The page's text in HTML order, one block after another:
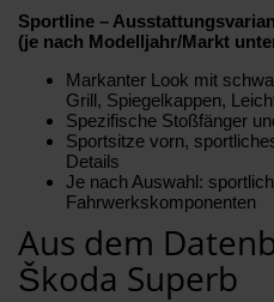
Sportline –
(je nach Modelljahr/Markt
Markanter Look mit
Grill, Spiegelkappen,
Spezifische Stoßfänger
Sportsitze vorn,
Details
Je nach Auswahl:
Fahrwerkskomponenten
Aus dem
Škoda Superb